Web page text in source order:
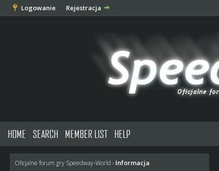
Logowanie Rejestracja
HOME SEARCH MEMBER LIST HELP
Oficjalne forum gry Speedway-World › Informacja